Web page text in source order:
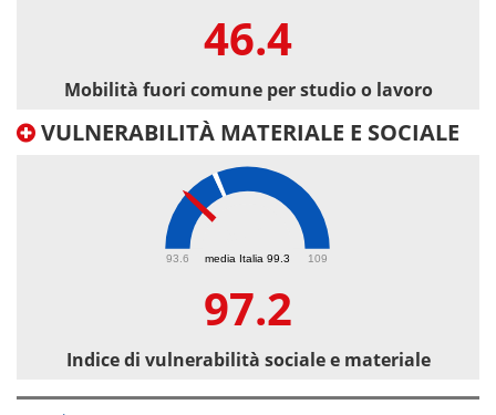
46.4
Mobilità fuori comune per studio o lavoro
VULNERABILITÀ MATERIALE E SOCIALE
media Italia 99.3
93.6 109
97.2
Indice di vulnerabilità sociale e materiale